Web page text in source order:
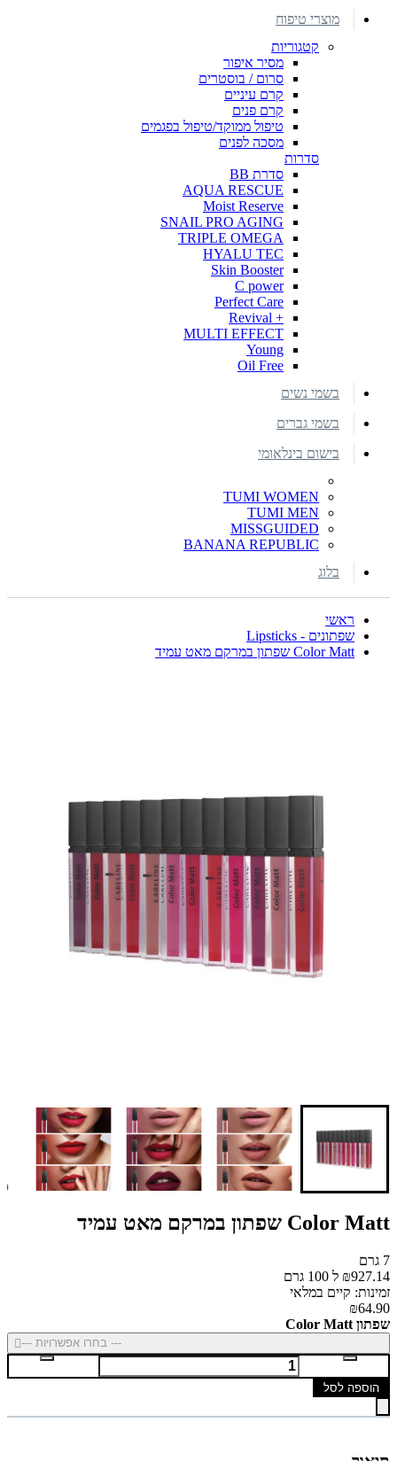
מוצרי טיפוח
קטגוריות
מסיר איפור
סרום / בוסטרים
קרם עיניים
קרם פנים
טיפול ממוקד/טיפול בפגמים
מסכה לפנים
סדרות
סדרת BB
AQUA RESCUE
Moist Reserve
SNAIL PRO AGING
TRIPLE OMEGA
HYALU TEC
Skin Booster
C power
Perfect Care
+ Revival
MULTI EFFECT
Young
Oil Free
בשמי נשים
בשמי גברים
בישום בינלאומי
TUMI WOMEN
TUMI MEN
MISSGUIDED
BANANA REPUBLIC
בלוג
ראשי
שפתונים - Lipsticks
Color Matt שפתון במרקם מאט עמיד
Color Matt שפתון במרקם מאט עמיד
7 גרם
₪927.14 ל 100 גרם
זמינות: קיים במלאי
₪64.90
שפתון Color Matt
--- בחרו אפשרויות ---
הוספה לסל